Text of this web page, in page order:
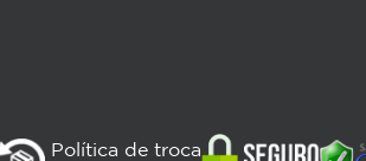
Política de troca